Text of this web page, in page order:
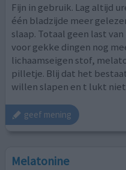
Fijn in gebruik. Lag altijd
één bladzijde meer
slaap. Totaal geen last
voor gekke dingen nog
lichaamseigen stof,
pilletje. Blij dat het
willen slapen en t lukt
geef mening
Melatonine